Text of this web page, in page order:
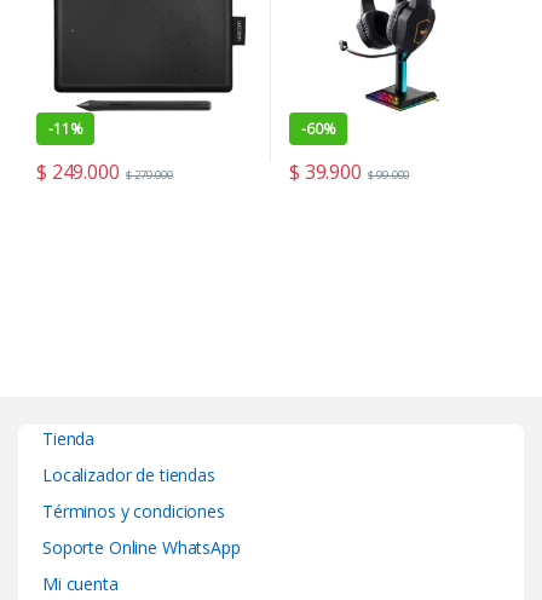
-11%
$ 249.000 $279.000
-60%
$ 39.900 $99.000
Tienda
Localizador de tiendas
Términos y condiciones
Soporte Online WhatsApp
Mi cuenta